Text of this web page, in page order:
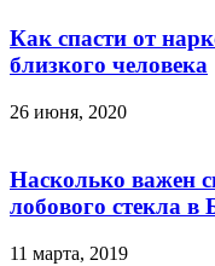
Как спасти от
близкого человека
26 июня, 2020
Насколько важен
лобового стекла в
11 марта, 2019